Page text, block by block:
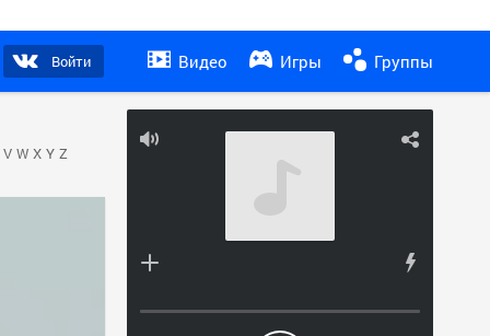
Войти Видео Игры Группы
V W X Y Z